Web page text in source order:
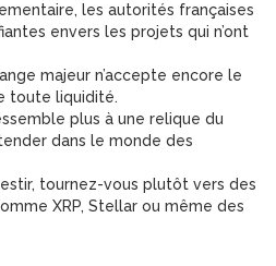
les autorités françaises
envers les projets qui n’ont
majeur n’accepte encore le
toute liquidité.
plus à une relique du
dans le monde des
tournez-vous plutôt vers des
XRP, Stellar ou même des